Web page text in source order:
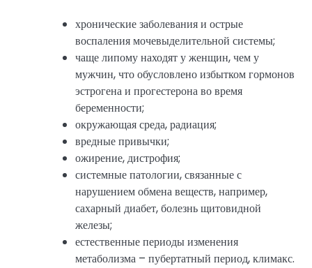
хронические заболевания и острые
воспаления мочевыделительной системы;
чаще липому находят у женщин, чем у
мужчин, что обусловлено избытком гормонов
эстрогена и прогестерона во время
беременности;
окружающая среда, радиация;
вредные привычки;
ожирение, дистрофия;
системные патологии, связанные с
нарушением обмена веществ, например,
сахарный диабет, болезнь щитовидной
железы;
естественные периоды изменения
метаболизма – пубертатный период, климакс.